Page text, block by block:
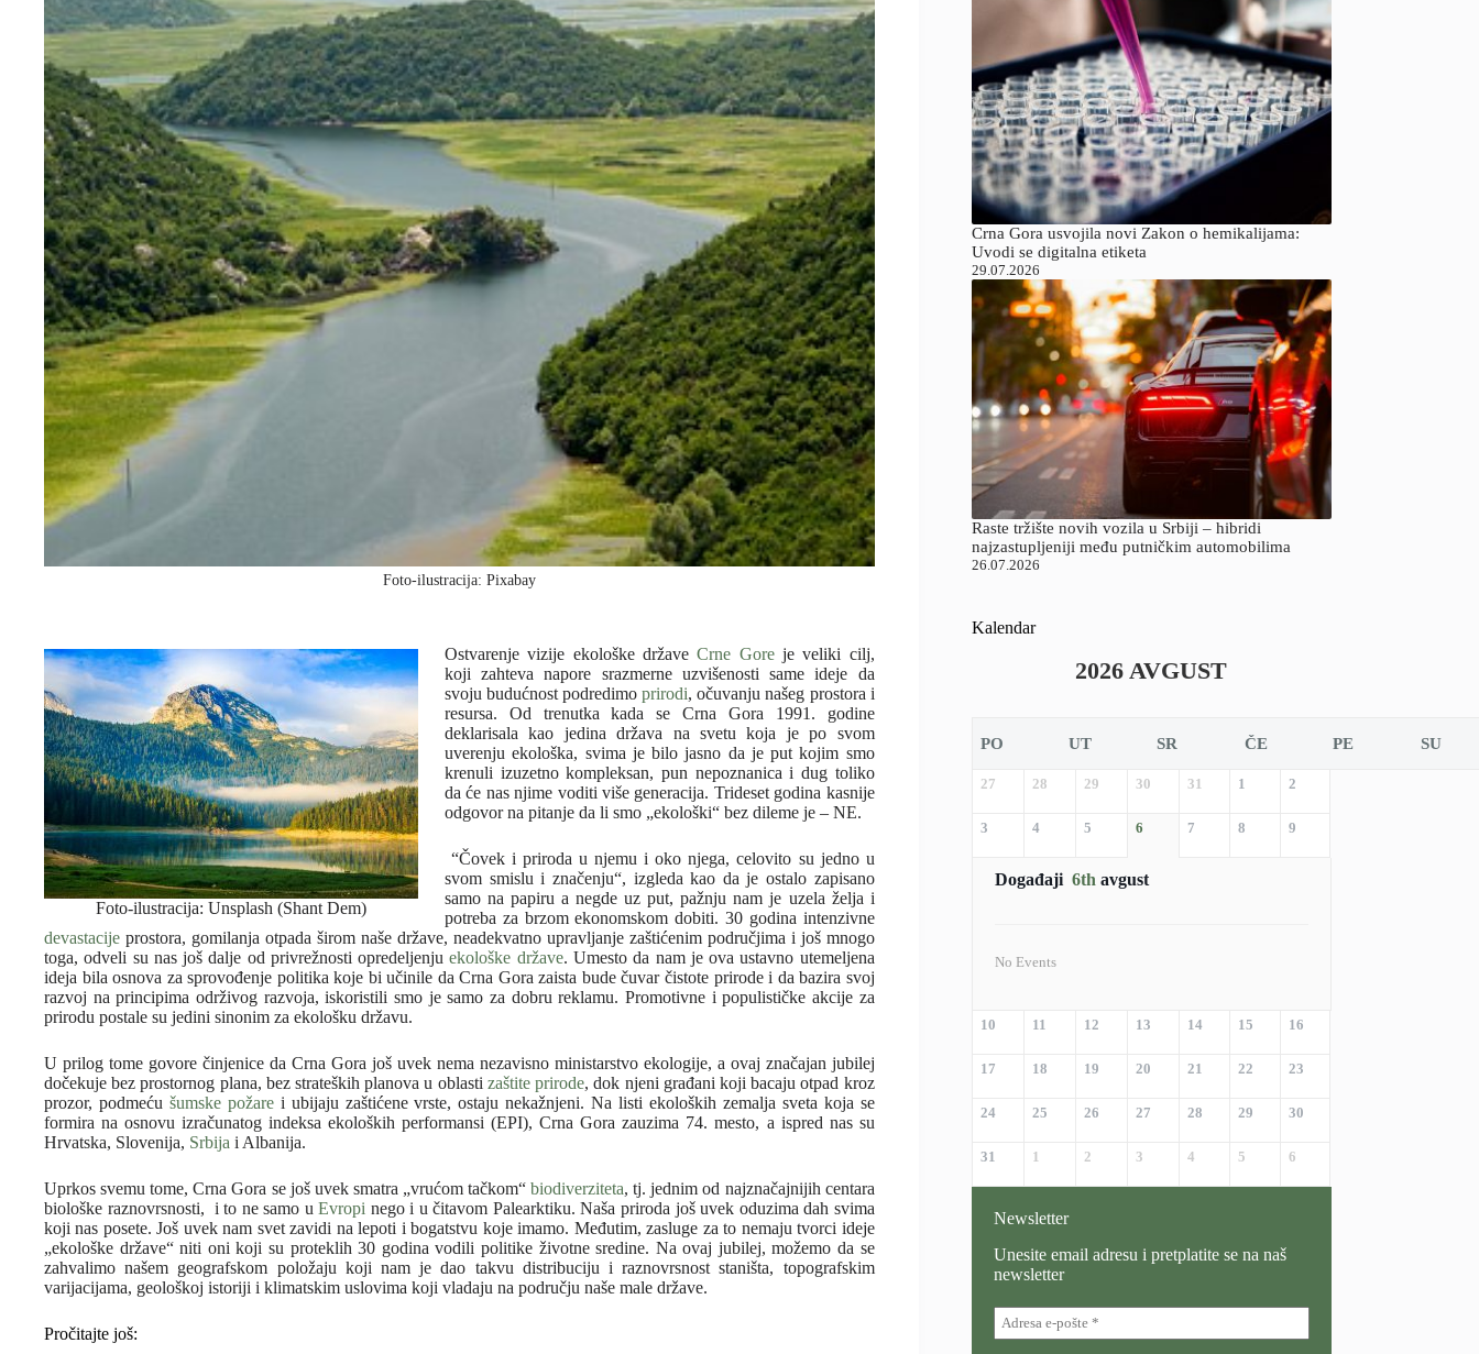
Foto-ilustracija: Pixabay
Foto-ilustracija: Unsplash (Shant Dem)
Ostvarenje vizije ekološke državeCrne Goreje veliki cilj,
koji zahteva napore srazmerne uzvišenosti same ideje da
svoju budućnost podredimoprirodi, očuvanju našeg prostora i
resursa. Od trenutka kada se Crna Gora 1991. godine
deklarisala kao jedina država na svetu koja je po svom
uverenju ekološka, svima je bilo jasno da je put kojim smo
krenuli izuzetno kompleksan, pun nepoznanica i dug toliko
da će nas njime voditi više generacija. Trideset godina kasnije
odgovor na pitanje da li smo „ekološki“ bez dileme je – NE.
“Čovek i priroda u njemu i oko njega, celovito su jedno u
svom smislu i značenju“, izgleda kao da je ostalo zapisano
samo na papiru a negde uz put, pažnju nam je uzela želja i
potreba za brzom ekonomskom dobiti. 30 godina intenzivne
devastacije prostora, gomilanja otpada širom naše države, neadekvatno upravljanje zaštićenim područjima i još mnogo
toga, odveli su nas još dalje od privrežnosti opredeljenjuekološke države. Umesto da nam je ova ustavno utemeljena
ideja bila osnova za sprovođenje politika koje bi učinile da Crna Gora zaista bude čuvar čistote prirode i da bazira svoj
razvoj na principima održivog razvoja, iskoristili smo je samo za dobru reklamu. Promotivne i populističke akcije za
prirodu postale su jedini sinonim za ekološku državu.
U prilog tome govore činjenice da Crna Gora još uvek nema nezavisno ministarstvo ekologije, a ovaj značajan jubilej
dočekuje bez prostornog plana, bez strateških planova u oblasti zaštite prirode, dok njeni građani koji bacaju otpad kroz
prozor, podmeću šumske požarei ubijaju zaštićene vrste, ostaju nekažnjeni. Na listi ekoloških zemalja sveta koja se
formira na osnovu izračunatog indeksa ekoloških performansi (EPI), Crna Gora zauzima 74. mesto, a ispred nas su
Hrvatska, Slovenija, Srbija i Albanija.
Uprkos svemu tome, Crna Gora se još uvek smatra „vrućom tačkom“biodiverziteta, tj. jednim od najznačajnijih centara
biološke raznovrsnosti, i to ne samo uEvropi nego i u čitavom Palearktiku. Naša priroda još uvek oduzima dah svima
koji nas posete. Još uvek nam svet zavidi na lepoti i bogatstvu koje imamo. Međutim, zasluge za to nemaju tvorci ideje
„ekološke države“ niti oni koji su proteklih 30 godina vodili politike životne sredine. Na ovaj jubilej, možemo da se
zahvalimo našem geografskom položaju koji nam je dao takvu distribuciju i raznovrsnost staništa, topografskim
varijacijama, geološkoj istoriji i klimatskim uslovima koji vladaju na području naše male države.
Pročitajte još:
Crna Gora usvojila novi Zakon o hemikalijama:
Uvodi se digitalna etiketa
29.07.2026
Raste tržište novih vozila u Srbiji – hibridi
najzastupljeniji među putničkim automobilima
26.07.2026
Kalendar
2026 AVGUST
PO UT SR ČE PE SU
27 28 29 30 31 1 2
3 4 5 6 7 8 9
Događaji 6th avgust
No Events
10 11 12 13 14 15 16
17 18 19 20 21 22 23
24 25 26 27 28 29 30
31 1 2 3 4 5 6
Newsletter
Unesite email adresu i pretplatite se na naš
newsletter